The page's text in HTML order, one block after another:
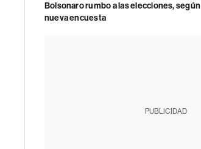
Bolsonaro rumbo a las elecciones, según
nueva encuesta
PUBLICIDAD